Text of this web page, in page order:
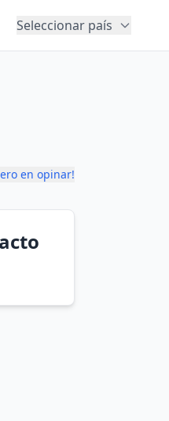
Seleccionar país
en opinar!